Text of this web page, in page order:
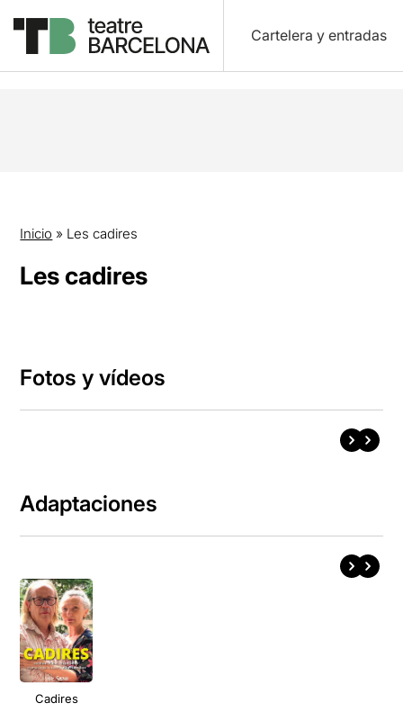
Cartelera y entradas
Inicio » Les cadires
Les cadires
Fotos y vídeos
Adaptaciones
Cadires